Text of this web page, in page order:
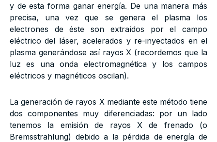
y de esta forma ganar energía. De una manera más
precisa, una vez que se genera el plasma los
electrones de éste son extraídos por el campo
eléctrico del láser, acelerados y re-inyectados en el
plasma generándose así rayos X (recordemos que la
luz es una onda electromagnética y los campos
eléctricos y magnéticos oscilan).
La generación de rayos X mediante este método tiene
dos componentes muy diferenciadas: por un lado
tenemos la emisión de rayos X de frenado (o
Bremsstrahlung) debido a la pérdida de energía de